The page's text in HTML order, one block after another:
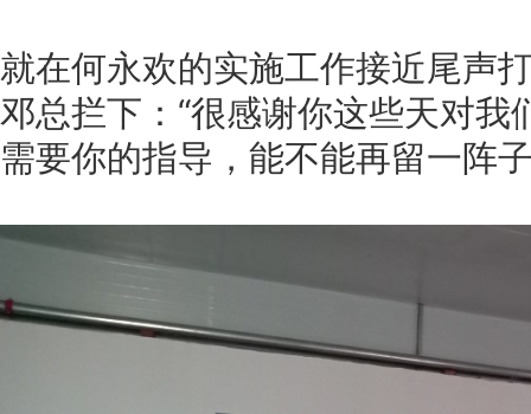
就在何永欢的实施工作接近尾声
邓总拦下：“很感谢你这些天对
需要你的指导，能不能再留一阵